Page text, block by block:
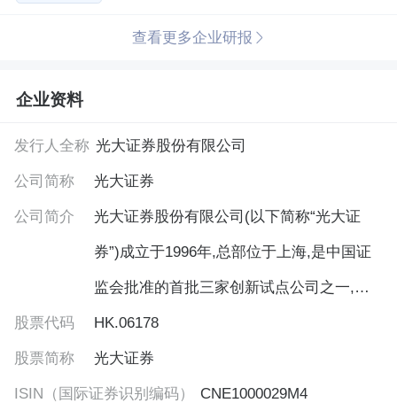
查看更多企业研报
企业资料
发行人全称 光大证券股份有限公司
公司简称 光大证券
公司简介 光大证券股份有限公司(以下简称“光大证
券”)成立于1996年,总部位于上海,是中国证
监会批准的首批三家创新试点公司之一,也
是“世界500强企业”中国光大集团股份公司
(以下简称“光大集团”)的核心金融服务平
台。公司先后于2009年8月18日和2016年8
股票代码 HK.06178
股票简称 光大证券
ISIN（国际证券识别编码） CNE1000029M4